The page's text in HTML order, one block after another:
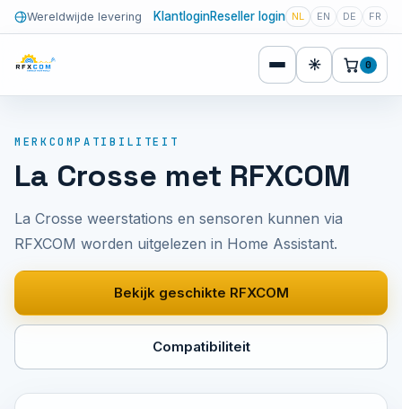
Wereldwijde levering KlantloginReseller login NL EN DE FR
☀ 0
MERKCOMPATIBILITEIT
La Crosse met RFXCOM
La Crosse weerstations en sensoren kunnen via
RFXCOM worden uitgelezen in Home Assistant.
Bekijk geschikte RFXCOM
Compatibiliteit